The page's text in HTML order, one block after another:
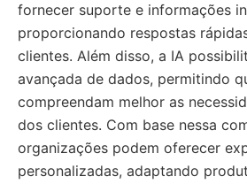
fornecer suporte e informações
proporcionando respostas
clientes. Além disso, a IA
avançada de dados, permitindo
compreendam melhor as
dos clientes. Com base nessa
organizações podem oferecer
personalizadas, adaptando